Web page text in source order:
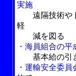
実施
遠隔技術や
軽
減を図る
・海員組合の
基本給の引
・運輸安全委